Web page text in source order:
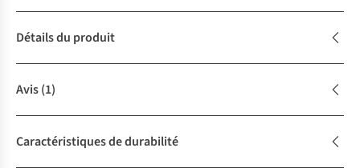
Détails du produit
Avis(1)
Caractéristiques de durabilité